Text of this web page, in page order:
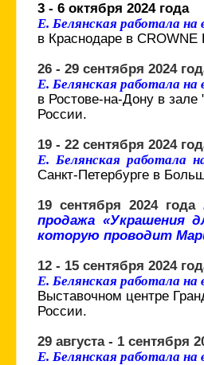
3 - 6 октября 2024 года
Е. Белянская работала
в Краснодаре в CROWNE
26 - 29 сентября 2024
Е. Белянская работала
в Ростове-на-Дону в зале
России.
19 - 22 сентября 2024
Е. Белянская
Санкт-Петербурге в
19 сентября 2024 года
продажа «Украшения
которую проводит
12 - 15 сентября 2024
Е. Белянская работала
Выставочном центре
России.
29 августа - 1 сентября
Е. Белянская работала